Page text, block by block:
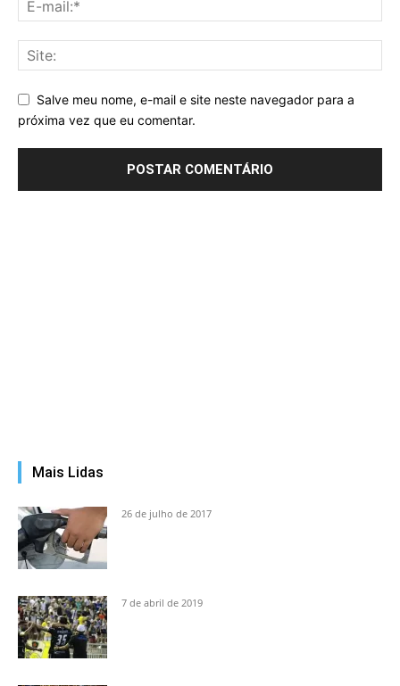
Salve meu nome, e-mail e site neste navegador para a
próxima vez que eu comentar.
Mais Lidas
26 de julho de 2017
7 de abril de 2019